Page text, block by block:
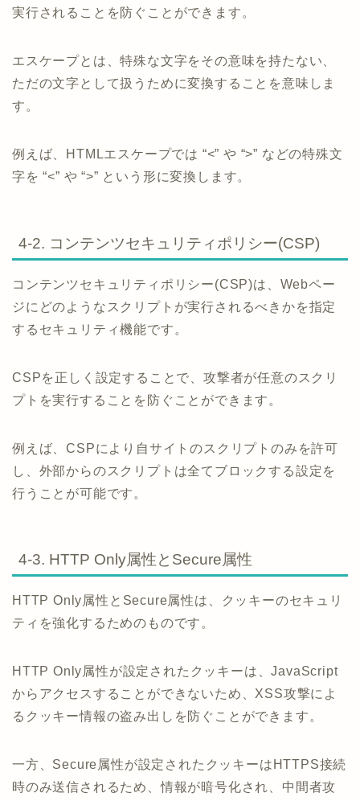
実行されることを防ぐことができます。
エスケープとは、特殊な文字をその意味を持たない、
ただの文字として扱うために変換することを意味しま
す。
例えば、HTMLエスケープでは “<” や “>” などの特殊文
字を “<” や “>” という形に変換します。
4-2. コンテンツセキュリティポリシー(CSP)
コンテンツセキュリティポリシー(CSP)は、Webペー
ジにどのようなスクリプトが実行されるべきかを指定
するセキュリティ機能です。
CSPを正しく設定することで、攻撃者が任意のスクリ
プトを実行することを防ぐことができます。
例えば、CSPにより自サイトのスクリプトのみを許可
し、外部からのスクリプトは全てブロックする設定を
行うことが可能です。
4-3. HTTP Only属性とSecure属性
HTTP Only属性とSecure属性は、クッキーのセキュリ
ティを強化するためのものです。
HTTP Only属性が設定されたクッキーは、JavaScript
からアクセスすることができないため、XSS攻撃によ
るクッキー情報の盗み出しを防ぐことができます。
一方、Secure属性が設定されたクッキーはHTTPS接続
時のみ送信されるため、情報が暗号化され、中間者攻